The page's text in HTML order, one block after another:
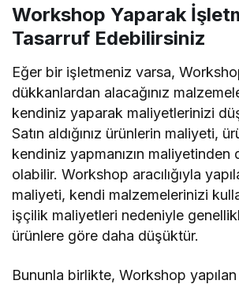
Workshop Yaparak
Tasarruf Edebilirsiniz
Eğer bir işletmeniz varsa,
dükkanlardan alacağınız
kendiniz yaparak maliyetlerinizi
Satın aldığınız ürünlerin maliyeti,
kendiniz yapmanızın maliyetinden
olabilir. Workshop aracılığıyla
maliyeti, kendi malzemelerinizi
işçilik maliyetleri nedeniyle
ürünlere göre daha düşüktür.
Bununla birlikte, Workshop